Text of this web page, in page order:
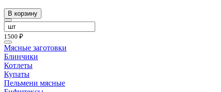
В корзину
1500 ₽
Мясные заготовки
Блинчики
Котлеты
Купаты
Пельмени мясные